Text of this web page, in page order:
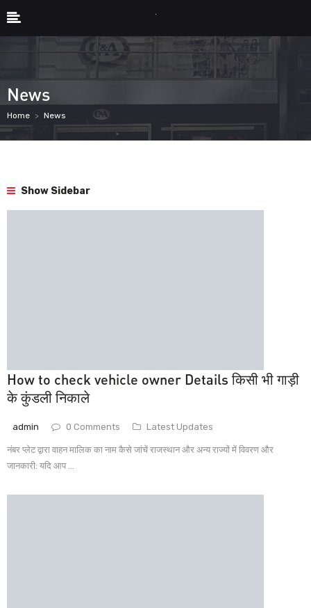
News
Home News
Show Sidebar
How to check vehicle owner Details किसी भी गाड़ी
के कुंडली निकाले
admin 0 Comments Latest Updates
नंबर प्लेट द्वारा वाहन मालिक का नाम कैसे जांचें राजस्थान और अन्य राज्यों में विवरण और
जानकारी: यदि आप ...